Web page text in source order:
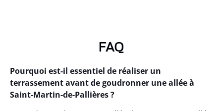
FAQ
Pourquoi est-il essentiel de réaliser un
terrassement avant de goudronner une allée à
Saint-Martin-de-Pallières ?